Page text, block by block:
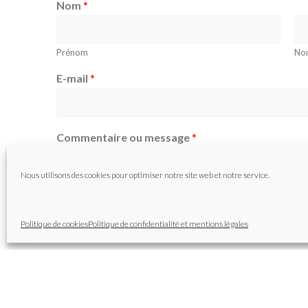
Nous utilisons des cookies pour optimiser notre site web et notre service.
Politique de cookiesPolitique de confidentialité et mentions légales
Nom *
Prénom
E-mail *
Commentaire ou message*